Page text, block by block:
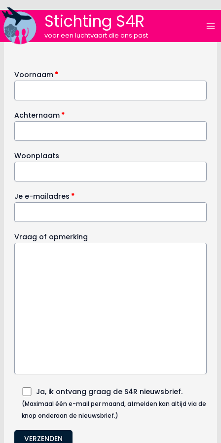
Ga
naar
de
inhoud
Stichting S4R
voor een luchtvaart die ons past
Voornaam *
Achternaam *
Woonplaats
Je e-mailadres *
Vraag of opmerking
Ja, ik ontvang graag de S4R nieuwsbrief.
(Maximaal één e-mail per maand, afmelden kan altijd via de
knop onderaan de nieuwsbrief.)